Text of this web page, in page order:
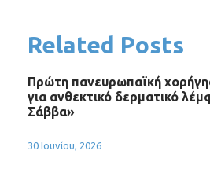
Related Posts
Πρώτη πανευρωπαϊκή
για ανθεκτικό δερματικό
Σάββα»
30 Ιουνίου, 2026